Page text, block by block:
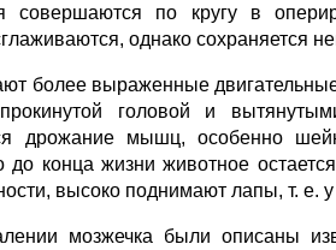
совершаются по кругу в
однако сохраняется
более выраженные
головой и
дрожание мышц, особенно
до конца жизни животное
высоко поднимают лапы, т. е.
мозжечка были описаны